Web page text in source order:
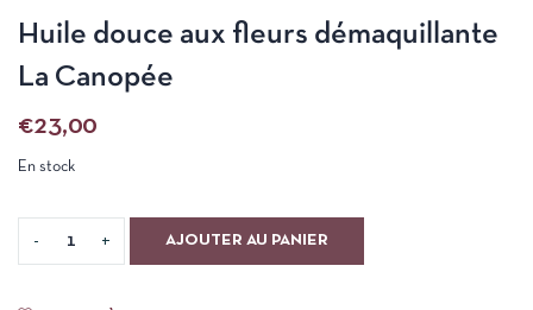
Huile douce aux fleurs démaquillante
La Canopée
€23,00
En stock
AJOUTER AU PANIER